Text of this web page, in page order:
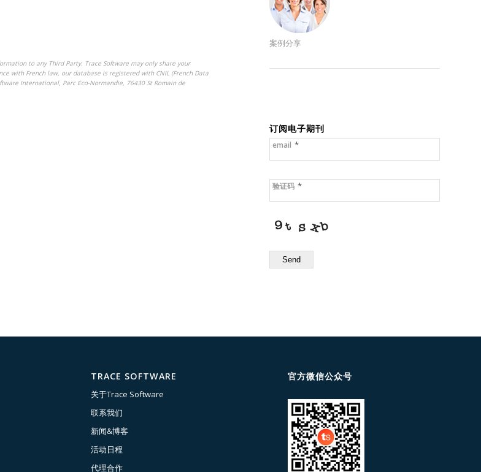
to any Third Party. Trace Software may only share your
with French law, our database is registered with CNIL (French Data
International, Parc Eco-Normandie, 76430 St Romain de
案例分享
订阅电子期刊
email *
验证码 *
Send
TRACE SOFTWARE
关于Trace Software
联系我们
新闻&博客
活动日程
代理合作
官方微信公众号